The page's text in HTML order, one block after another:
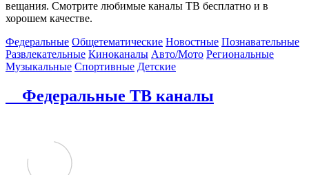
вещания. Смотрите любимые каналы ТВ бесплатно и в
хорошем качестве.
Федеральные Общетематические Новостные Познавательные
Развлекательные Киноканалы Авто/Мото Региональные
Музыкальные Спортивные Детские
Федеральные ТВ каналы